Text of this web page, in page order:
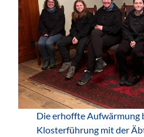
Die erhoffte Aufwärmung
Klosterführung mit der